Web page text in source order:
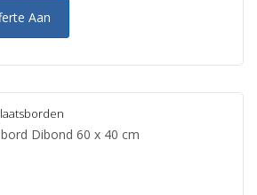
Aan
Dibond 60 x 40 cm